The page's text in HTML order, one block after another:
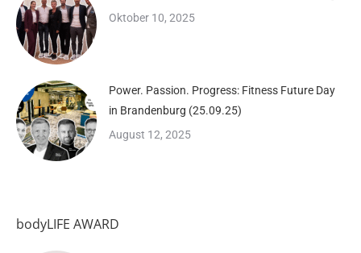
Oktober 10, 2025
Power. Passion. Progress: Fitness Future Day
in Brandenburg (25.09.25)
August 12, 2025
bodyLIFE AWARD